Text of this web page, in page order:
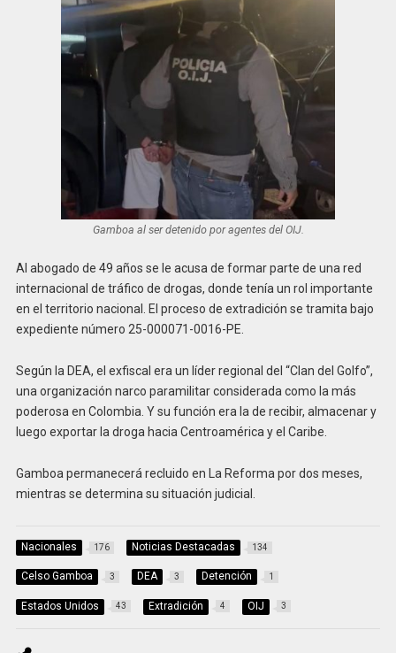
Gamboa al ser detenido por agentes del OIJ.
Al abogado de 49 años se le acusa de formar parte de una red
internacional de tráfico de drogas, donde tenía un rol importante
en el territorio nacional. El proceso de extradición se tramita bajo
expediente número 25-000071-0016-PE.
Según la DEA, el exfiscal era un líder regional del “Clan del Golfo”,
una organización narco paramilitar considerada como la más
poderosa en Colombia. Y su función era la de recibir, almacenar y
luego exportar la droga hacia Centroamérica y el Caribe.
Gamboa permanecerá recluido en La Reforma por dos meses,
mientras se determina su situación judicial.
Nacionales 176 Noticias Destacadas 134
Celso Gamboa 3 DEA 3 Detención 1
Estados Unidos 43 Extradición 4 OIJ 3